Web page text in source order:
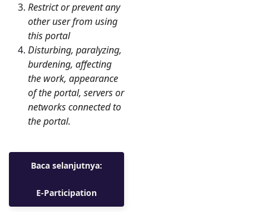
Restrict or prevent any
other user from using
this portal
Disturbing, paralyzing,
burdening, affecting
the work, appearance
of the portal, servers or
networks connected to
the portal.
Baca selanjutnya:
E-Participation